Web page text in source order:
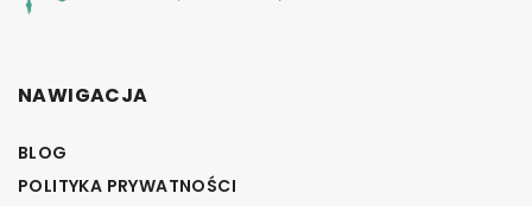
NAWIGACJA
BLOG
POLITYKA PRYWATNOŚCI